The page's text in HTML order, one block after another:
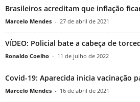
Brasileiros acreditam que inflação
Marcelo Mendes - 27 de abril de 2021
VÍDEO: Policial bate a cabeça de
Ronaldo Coelho - 11 de julho de 2022
Covid-19: Aparecida inicia vacinação
Marcelo Mendes - 16 de abril de 2021